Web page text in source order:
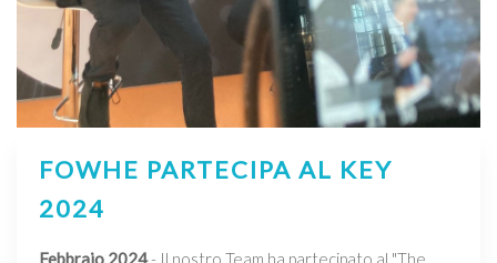
FOWHE PARTECIPA AL KEY
2024
Febbraio 2024- Il nostro Team ha partecipato al "The